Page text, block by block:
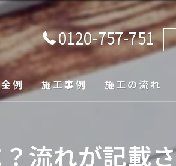
0120-757-751
例 施工事例 施工の流れ
流れが記載